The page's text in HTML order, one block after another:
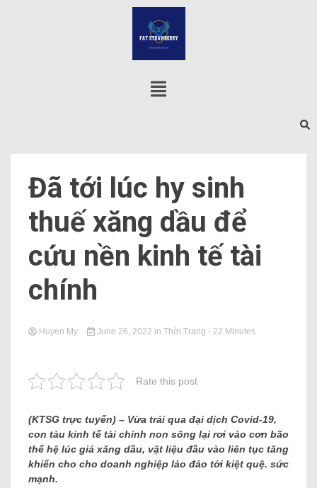
Đã tới lúc hy sinh
thuế xăng dầu để
cứu nền kinh tế tài
chính
Huyen My June 26, 2022 in Thời Trang - 22 Minutes
Rate this post
(KTSG trực tuyến) – Vừa trải qua đại dịch Covid-19,
con tàu kinh tế tài chính non sông lại rơi vào cơn bão
thế hệ lúc giá xăng dầu, vật liệu đầu vào liên tục tăng
khiến cho cho doanh nghiệp lảo đảo tới kiệt quệ. sức
mạnh.